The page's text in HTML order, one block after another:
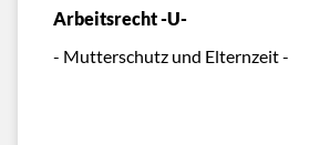
Arbeitsrecht -U-
- Mutterschutz und Elternzeit -